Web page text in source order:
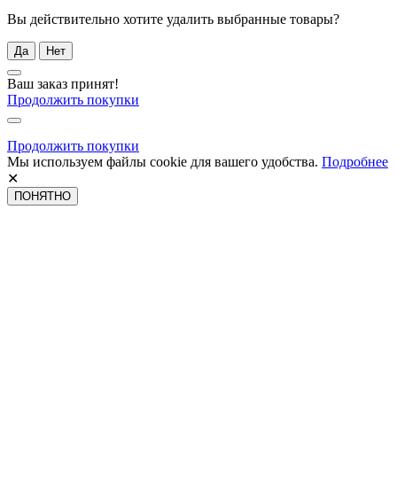
Вы действительно хотите удалить выбранные товары?
Да Нет
Ваш заказ принят!
Продолжить покупки
Продолжить покупки
Мы используем файлы cookie для вашего удобства. Подробнее
✕
ПОНЯТНО